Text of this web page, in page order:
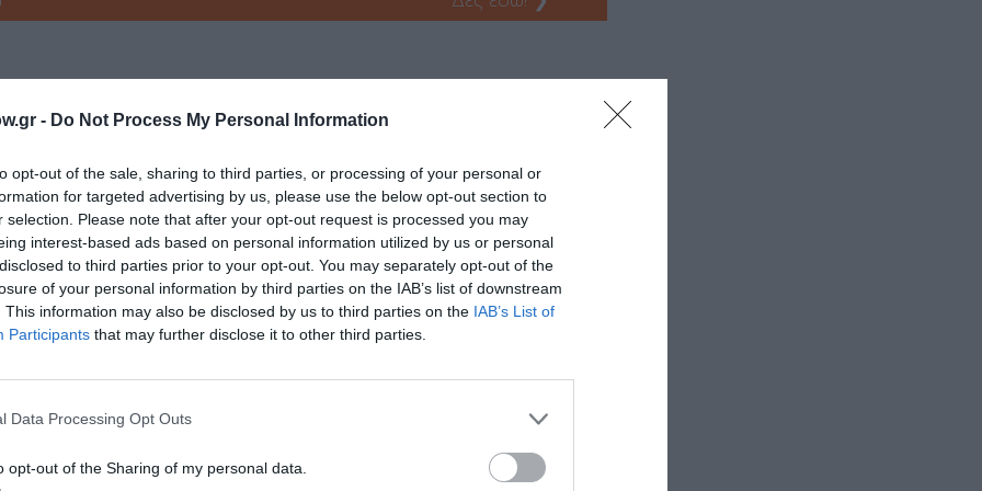
- Do Not Process My Personal Information
opt-out of the sale, sharing to third parties, or processing of your personal or
for targeted advertising by us, please use the below opt-out section to
selection. Please note that after your opt-out request is processed you may
interest-based ads based on personal information utilized by us or personal
to third parties prior to your opt-out. You may separately opt-out of the
of your personal information by third parties on the IAB’s list of downstream
This information may also be disclosed by us to third parties on the IAB’s List of
Participants that may further disclose it to other third parties.
Data Processing Opt Outs
opt-out of the Sharing of my personal data.
και τον Πολιτισμό!
το Culturenow.gr
Άρθρα